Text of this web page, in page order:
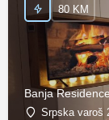
Banja
Srpska varoš
80 KM